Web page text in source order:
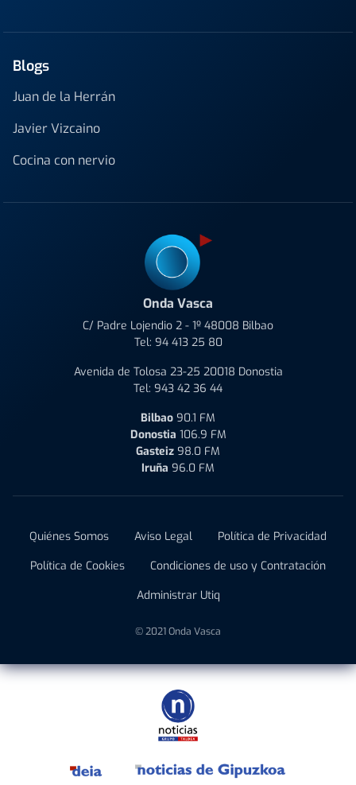
Blogs
Juan de la Herrán
Javier Vizcaino
Cocina con nervio
Onda Vasca
C/ Padre Lojendio 2 - 1º 48008 Bilbao
Tel: 94 413 25 80
Avenida de Tolosa 23-25 20018 Donostia
Tel: 943 42 36 44
Bilbao 90.1 FM
Donostia 106.9 FM
Gasteiz 98.0 FM
Iruña 96.0 FM
Quiénes Somos Aviso Legal
Política de Privacidad
Política de Cookies
Condiciones de uso y Contratación
Administrar Utiq
© 2021 Onda Vasca